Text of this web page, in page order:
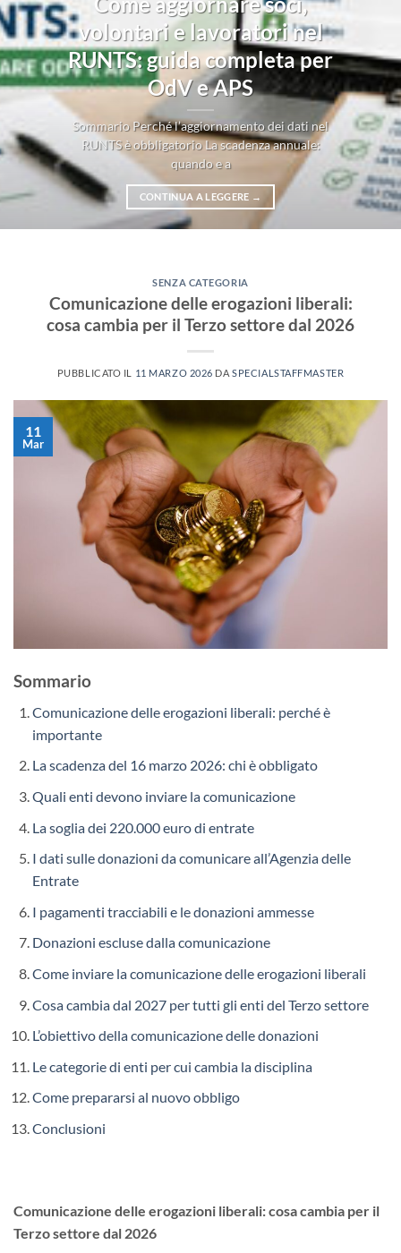
volontari e lavoratori nel
RUNTS: guida completa per
OdV e APS
Sommario Perché l’aggiornamento dei dati nel
RUNTS è obbligatorio La scadenza annuale:
quando e a
CONTINUA A LEGGERE →
SENZA CATEGORIA
Comunicazione delle erogazioni liberali:
cosa cambia per il Terzo settore dal 2026
PUBBLICATO IL 11 MARZO 2026 DASPECIALSTAFFMASTER
11
Mar
Sommario
Comunicazione delle erogazioni liberali: perché è
importante
La scadenza del 16 marzo 2026: chi è obbligato
Quali enti devono inviare la comunicazione
La soglia dei 220.000 euro di entrate
I dati sulle donazioni da comunicare all’Agenzia delle
Entrate
I pagamenti tracciabili e le donazioni ammesse
Donazioni escluse dalla comunicazione
Come inviare la comunicazione delle erogazioni liberali
Cosa cambia dal 2027 per tutti gli enti del Terzo settore
L’obiettivo della comunicazione delle donazioni
Le categorie di enti per cui cambia la disciplina
Come prepararsi al nuovo obbligo
Conclusioni
Comunicazione delle erogazioni liberali: cosa cambia per il
Terzo settore dal 2026